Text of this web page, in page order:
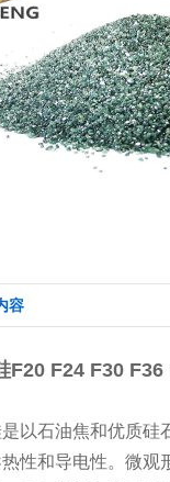
容
F20 F24 F30 F36
以石油焦和优质硅
性和导电性。微